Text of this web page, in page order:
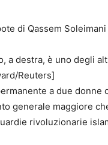
a destra, è uno degli
Reuters]
a due donne
generale maggiore
rivoluzionarie